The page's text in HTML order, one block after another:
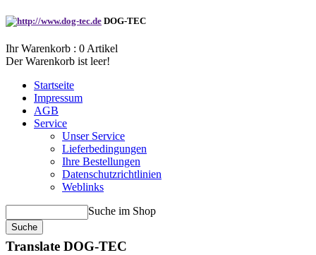
DOG-TEC
Ihr Warenkorb : 0 Artikel
Der Warenkorb ist leer!
Startseite
Impressum
AGB
Service
Unser Service
Lieferbedingungen
Ihre Bestellungen
Datenschutzrichtlinien
Weblinks
Suche im Shop
Translate DOG-TEC